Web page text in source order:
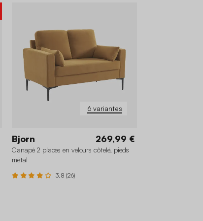
6 variantes
Bjorn 269,99 €
Canapé 2 places en velours côtelé, pieds
métal
3.8 (26)